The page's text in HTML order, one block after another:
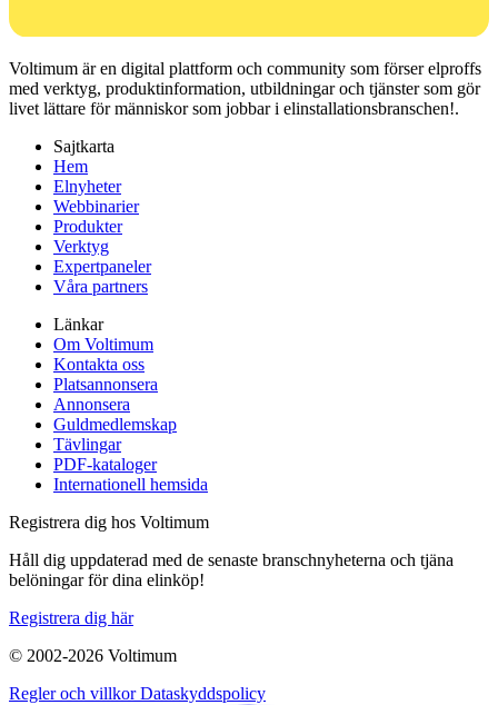
Voltimum är en digital plattform och community som förser elproffs
med verktyg, produktinformation, utbildningar och tjänster som gör
livet lättare för människor som jobbar i elinstallationsbranschen!.
Sajtkarta
Hem
Elnyheter
Webbinarier
Produkter
Verktyg
Expertpaneler
Våra partners
Länkar
Om Voltimum
Kontakta oss
Platsannonsera
Annonsera
Guldmedlemskap
Tävlingar
PDF-kataloger
Internationell hemsida
Registrera dig hos Voltimum
Håll dig uppdaterad med de senaste branschnyheterna och tjäna
belöningar för dina elinköp!
Registrera dig här
© 2002-2026 Voltimum
Regler och villkorDataskyddspolicy